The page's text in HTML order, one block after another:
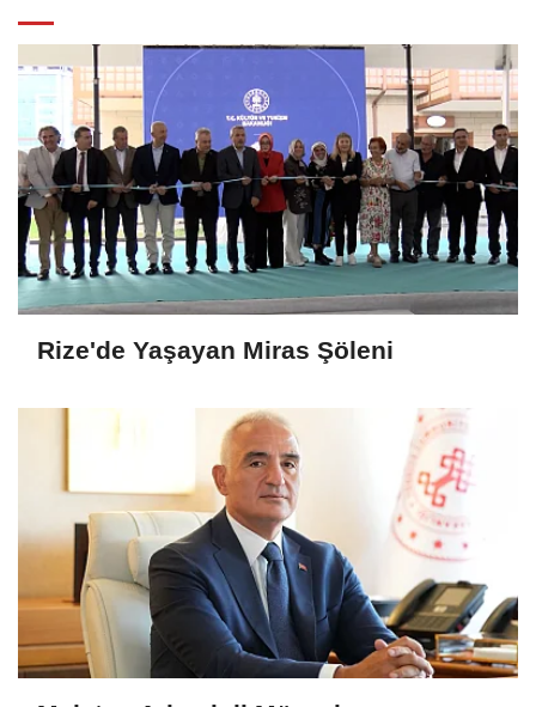
Rize'de Yaşayan Miras Şöleni